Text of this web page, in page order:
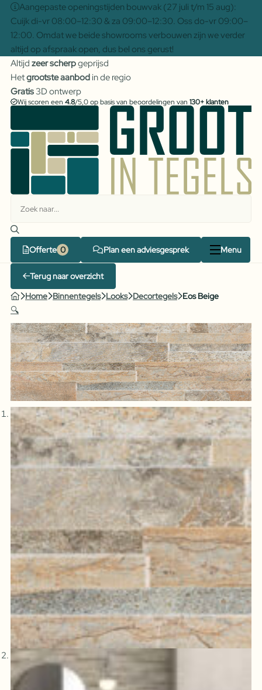
Aangepaste openingstijden bouwvak (27 juli t/m 15 aug):
Cuijk di-vr 08:00–12:30 & za 09:00–12:30. Oss do-vr 09:00–
12:00. Omdat we beide showrooms verbouwen zijn we verder
altijd op afspraak open, dus bel ons gerust!
Altijd zeer scherpgeprijsd
Hetgrootste aanbodin de regio
Gratis3D ontwerp
Wij scoren een 4.8/5,0 op basis van beoordelingen van 130+ klanten
Offerte Plan een adviesgesprek Menu
Terug naar overzicht
Home Binnentegels Looks Decortegels Eos Beige
🔍